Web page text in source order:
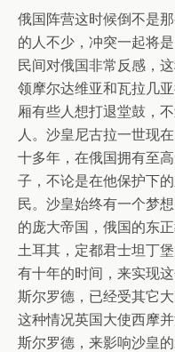
俄国阵营这时候倒不是
的人不少，冲突一起将
民间对俄国非常反感，
领摩尔达维亚和瓦拉几
厢有些人想打退堂鼓，
人。沙皇尼古拉一世现
十多年，在俄国拥有至
子，不论是在他保护下
民。沙皇始终有一个梦
的庞大帝国，俄国的东
土耳其，定都君士坦丁
有十年的时间，来实现
斯尔罗德，已经受其它
这种情况英国大使西摩
斯尔罗德，来影响沙皇